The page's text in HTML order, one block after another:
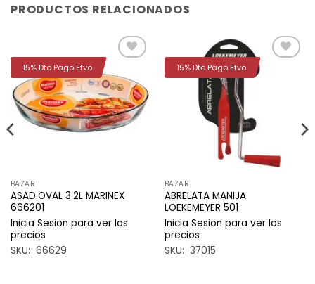
PRODUCTOS RELACIONADOS
a la
lista de
deseos
BAZAR
ASAD.OVAL 3.2L MARINEX
666201
Inicia Sesion para ver los
precios
SKU: 66629
15% Dto Pago Efvo
BAZAR
ABRELATA MANIJA
LOEKEMEYER 501
Inicia Sesion para ver los
precios
SKU: 37015
15% Dto Pago Efvo